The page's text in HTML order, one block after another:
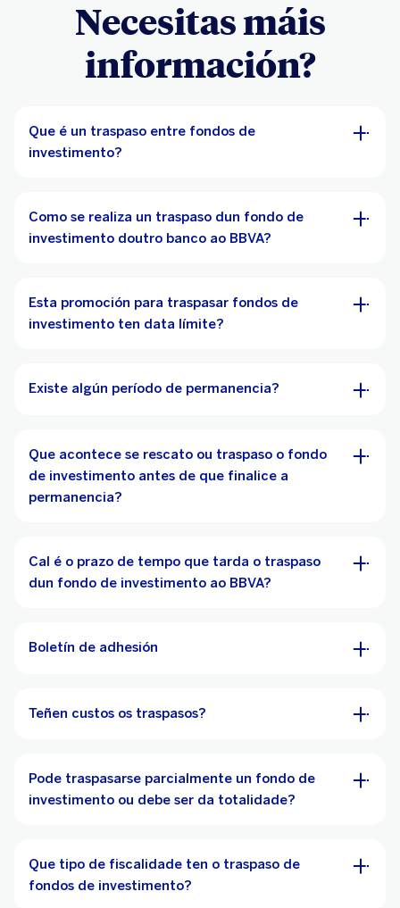
Necesitas máis
información?
Que é un traspaso entre fondos de
investimento?
Como se realiza un traspaso dun fondo de
investimento doutro banco ao BBVA?
Esta promoción para traspasar fondos de
investimento ten data límite?
Existe algún período de permanencia?
Que acontece se rescato ou traspaso o fondo
de investimento antes de que finalice a
permanencia?
Cal é o prazo de tempo que tarda o traspaso
dun fondo de investimento ao BBVA?
Boletín de adhesión
Teñen custos os traspasos?
Pode traspasarse parcialmente un fondo de
investimento ou debe ser da totalidade?
Que tipo de fiscalidade ten o traspaso de
fondos de investimento?